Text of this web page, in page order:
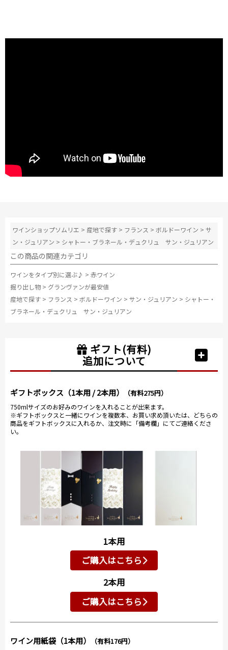
ワインショップソムリエ > 産地で探す > フランス >ボルドーワイン >サ
ン・ジュリアン > シャトー・ブラネール・デュクリュ サン・ジュリアン
この商品の関連カテゴリ
ワインをタイプ別に選ぶ♪ > 赤ワイン
掘り出し物 > グランヴァンが最安値
産地で探す > フランス > ボルドーワイン > サン・ジュリアン > シャトー・
ブラネール・デュクリュ サン・ジュリアン
ギフト(有料)
追加について
ギフトボックス（1本用 / 2本用） （有料275円）
750mlサイズのお好みのワインを入れることが出来ます。
※ギフトボックスと一緒にワインを複数本、お買い求め頂いたは、どちらの
商品をギフトボックスに入れるか、注文時に「備考欄」にてご連絡くださ
い。
1本用
ご購入はこちら
2本用
ご購入はこちら
ワイン用紙袋（1本用） （有料176円）